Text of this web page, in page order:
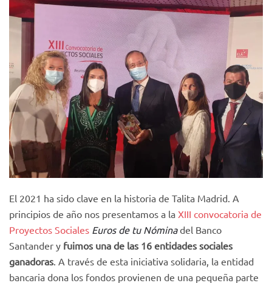
El 2021 ha sido clave en la historia de Talita Madrid. A
principios de año nos presentamos a la XIII convocatoria de
Proyectos Sociales Euros de tu Nóminadel Banco
Santander y fuimos una de las 16 entidades sociales
ganadoras . A través de esta iniciativa solidaria, la entidad
bancaria dona los fondos provienen de una pequeña parte